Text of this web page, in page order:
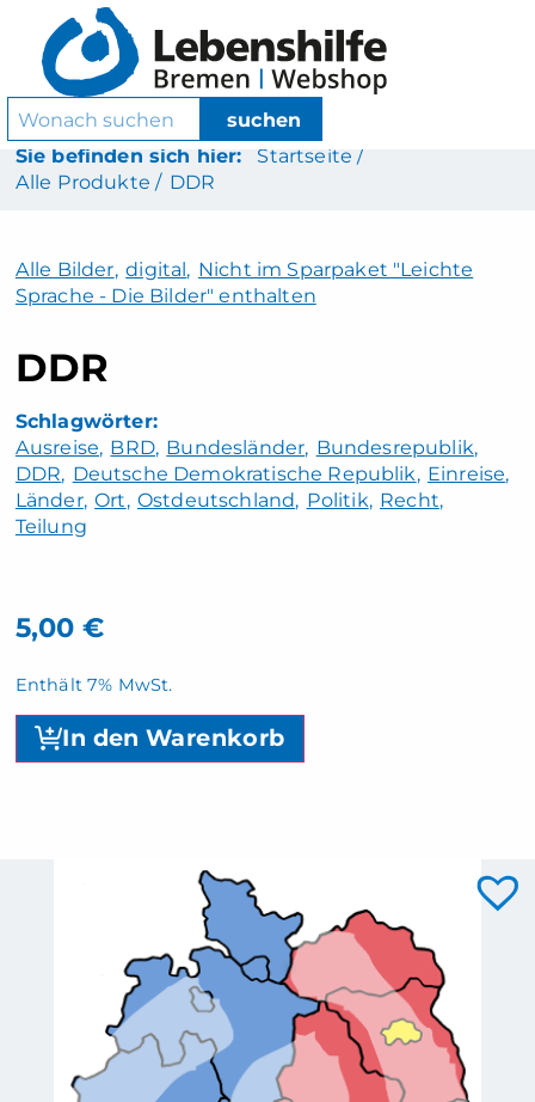
Sie befinden sich hier:
Startseite /
Alle Produkte / DDR
Alle Bilder, digital, Nicht im Sparpaket "Leichte
Sprache - Die Bilder" enthalten
DDR
Ausreise BRD Bundesländer Bundesrepublik
DDR Deutsche Demokratische Republik Einreise
Länder Ort Ostdeutschland Politik Recht
Teilung
5,00 €
Enthält 7% MwSt.
In den Warenkorb